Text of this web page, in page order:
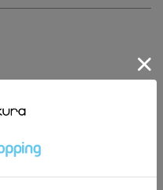
使っていましたが、長さ